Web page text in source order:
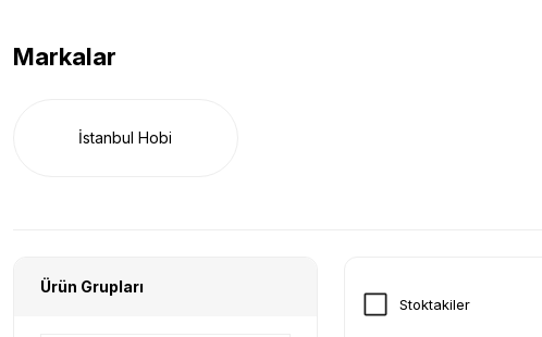
Markalar
İstanbul Hobi
Ürün Grupları
Stoktakiler